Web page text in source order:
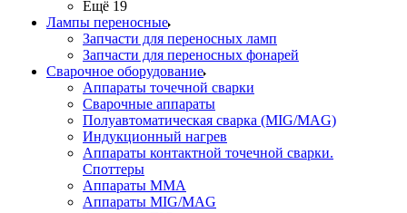
Ещё 19
Лампы переносные
Запчасти для переносных ламп
Запчасти для переносных фонарей
Сварочное оборудование
Аппараты точечной сварки
Сварочные аппараты
Полуавтоматическая сварка (MIG/MAG)
Индукционный нагрев
Аппараты контактной точечной сварки.
Споттеры
Аппараты MMA
Аппараты MIG/MAG